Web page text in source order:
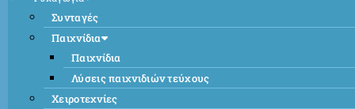
Συνταγές
Παιχνίδια
Παιχνίδια
Λύσεις παιχνιδιών τεύχους
Χειροτεχνίες